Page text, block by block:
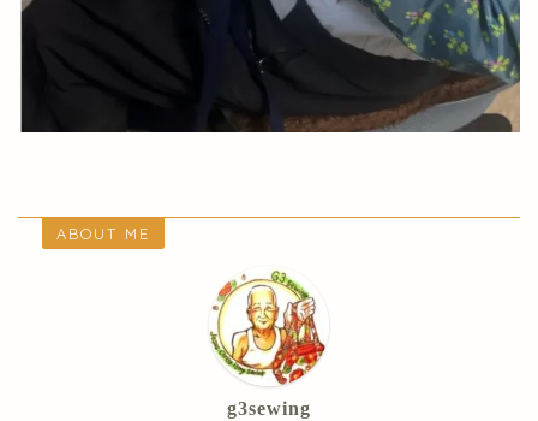
ABOUT ME
g3sewing